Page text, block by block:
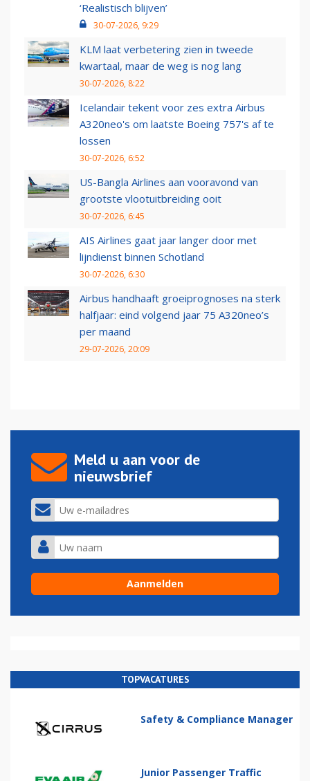
‘Realistisch blijven’
30-07-2026, 9:29
KLM laat verbetering zien in tweede
kwartaal, maar de weg is nog lang
30-07-2026, 8:22
Icelandair tekent voor zes extra Airbus
A320neo's om laatste Boeing 757's af te
lossen
30-07-2026, 6:52
US-Bangla Airlines aan vooravond van
grootste vlootuitbreiding ooit
30-07-2026, 6:45
AIS Airlines gaat jaar langer door met
lijndienst binnen Schotland
30-07-2026, 6:30
Airbus handhaaft groeiprognoses na sterk
halfjaar: eind volgend jaar 75 A320neo’s
per maand
29-07-2026, 20:09
Meld u aan voor de
nieuwsbrief
TOPVACATURES
Safety & Compliance Manager
Junior Passenger Traffic